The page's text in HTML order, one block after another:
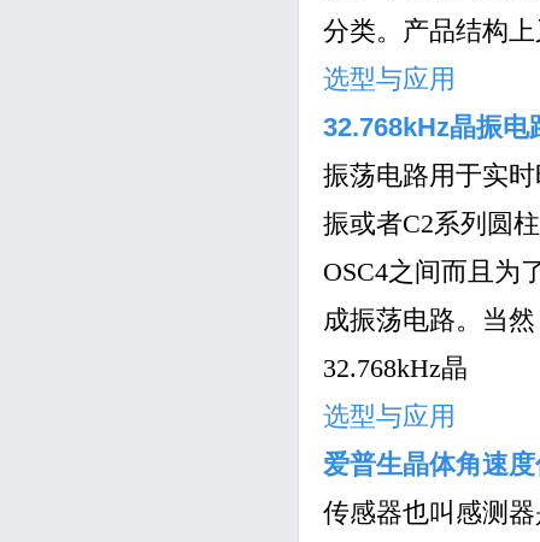
分类。产品结构
选型与应用
32.768kHz晶振电
振荡电路用于实
振或者C2系列圆
OSC4之间而且为
成振荡电路。当
32.768kHz晶
选型与应用
爱普生晶体角速
传感器也叫感测